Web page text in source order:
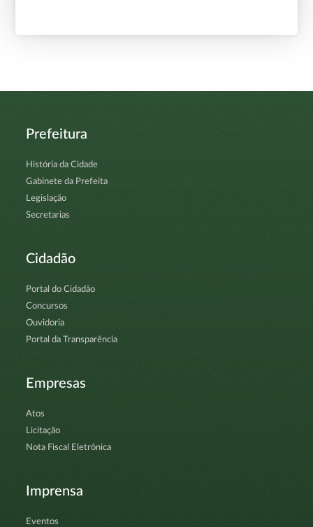
Prefeitura
História da Cidade
Gabinete da Prefeita
Legislação
Secretarias
Cidadão
Portal do Cidadão
Concursos
Ouvidoria
Portal da Transparência
Empresas
Atos
Licitação
Nota Fiscal Eletrônica
Imprensa
Eventos